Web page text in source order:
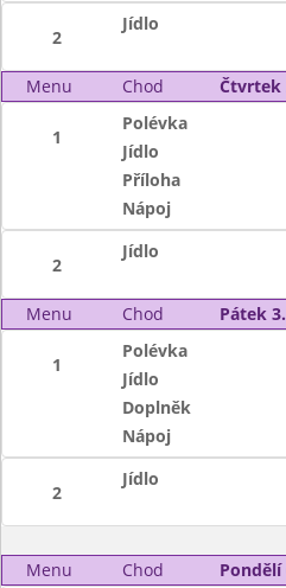
2
Jídlo
Menu Chod Čtvrtek
1
Polévka
Jídlo
Příloha
Nápoj
2
Jídlo
Menu Chod Pátek
1
Polévka
Jídlo
Doplněk
Nápoj
2
Jídlo
Menu Chod Pondělí